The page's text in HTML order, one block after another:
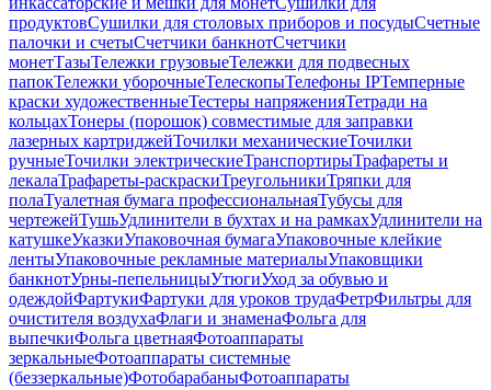
продуктовСушилки для столовых приборов и посудыСчетные
палочки и счетыСчетчики банкнотСчетчики
монетТазыТележки грузовыеТележки для подвесных
папокТележки уборочныеТелескопыТелефоны IPТемперные
краски художественныеТестеры напряженияТетради на
кольцахТонеры (порошок) совместимые для заправки
лазерных картриджейТочилки механическиеТочилки
ручныеТочилки электрическиеТранспортирыТрафареты и
лекалаТрафареты-раскраскиТреугольникиТряпки для
полаТуалетная бумага профессиональнаяТубусы для
чертежейТушьУдлинители в бухтах и на рамкахУдлинители на
катушкеУказкиУпаковочная бумагаУпаковочные клейкие
лентыУпаковочные рекламные материалыУпаковщики
банкнотУрны-пепельницыУтюгиУход за обувью и
одеждойФартукиФартуки для уроков трудаФетрФильтры для
очистителя воздухаФлаги и знаменаФольга для
выпечкиФольга цветнаяФотоаппараты
зеркальныеФотоаппараты системные
(беззеркальные)ФотобарабаныФотоаппараты